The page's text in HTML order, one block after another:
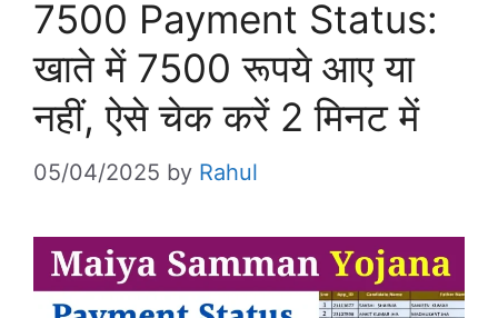
7500 Payment Status:
खाते में 7500 रूपये आए या
नहीं, ऐसे चेक करें 2 मिनट में
05/04/2025 by Rahul